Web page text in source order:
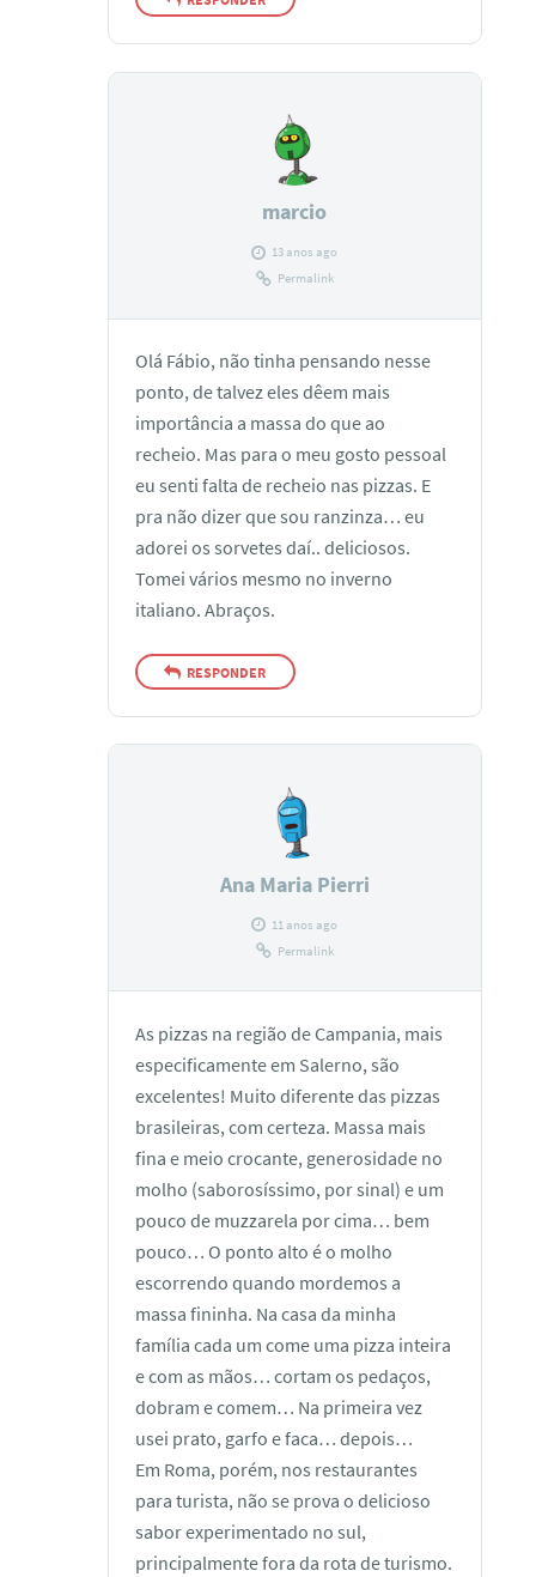
marcio
13 anos ago
Permalink
Olá Fábio, não tinha pensando nesse
ponto, de talvez eles dêem mais
importância a massa do que ao
recheio. Mas para o meu gosto pessoal
eu senti falta de recheio nas pizzas. E
pra não dizer que sou ranzinza… eu
adorei os sorvetes daí.. deliciosos.
Tomei vários mesmo no inverno
italiano. Abraços.
RESPONDER
Ana Maria Pierri
11 anos ago
Permalink
As pizzas na região de Campania, mais
especificamente em Salerno, são
excelentes! Muito diferente das pizzas
brasileiras, com certeza. Massa mais
fina e meio crocante, generosidade no
molho (saborosíssimo, por sinal) e um
pouco de muzzarela por cima… bem
pouco… O ponto alto é o molho
escorrendo quando mordemos a
massa fininha. Na casa da minha
família cada um come uma pizza inteira
e com as mãos… cortam os pedaços,
dobram e comem… Na primeira vez
usei prato, garfo e faca… depois…
Em Roma, porém, nos restaurantes
para turista, não se prova o delicioso
sabor experimentado no sul,
principalmente fora da rota de turismo.